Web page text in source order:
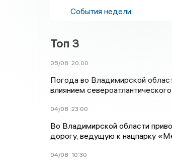
События недели
Топ 3
05/08 20:00
Погода во Владимирской
влиянием
04/08 23:00
Во Владимирской области
дорогу, ведущую к нацпарку
04/08 10:30